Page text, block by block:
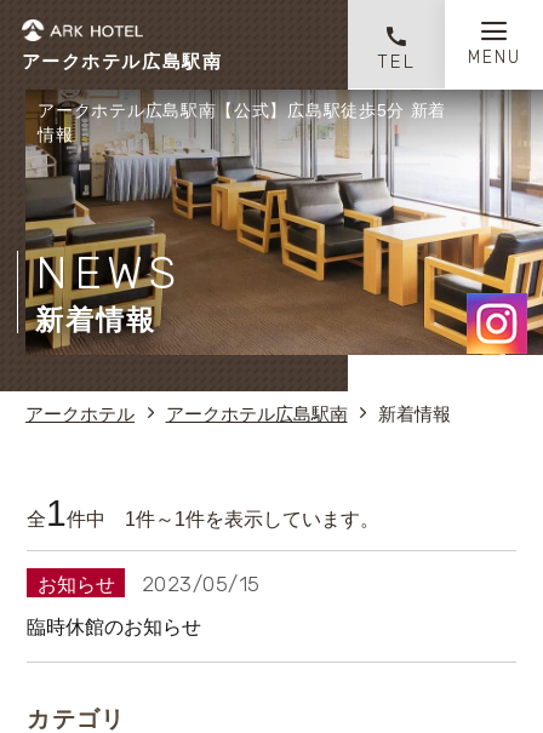
アークホテル広島駅南【公式】広島駅徒歩5分 新着
情報
アークホテル広島駅南 TEL
NEWS
新着情報
アークホテル アークホテル広島駅南 新着情報
全1件中 1件～1件を表示しています。
お知らせ 2023/05/15
臨時休館のお知らせ
カテゴリ